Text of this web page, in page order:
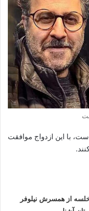
با این ازدواج موافقت
از همسرش نیلوفر